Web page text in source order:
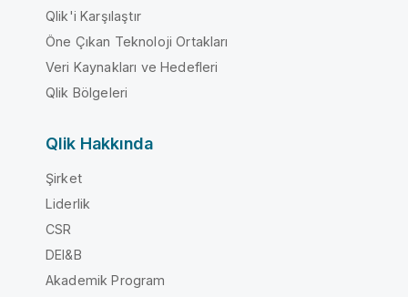
Qlik'i Karşılaştır
Öne Çıkan Teknoloji Ortakları
Veri Kaynakları ve Hedefleri
Qlik Bölgeleri
Qlik Hakkında
Şirket
Liderlik
CSR
DEI&B
Akademik Program